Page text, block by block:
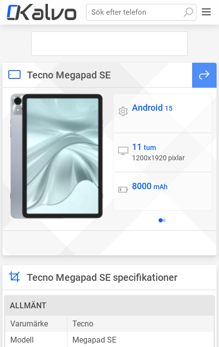
Sök efter telefon
Tecno Megapad SE
Operativsystem
Android 15
Skärm
11 tum
1200x1920 pixlar
Batteri
8000 mAh
Tecno Megapad SE specifikationer
ALLMÄNT
Varumärke
Tecno
Modell
Megapad SE